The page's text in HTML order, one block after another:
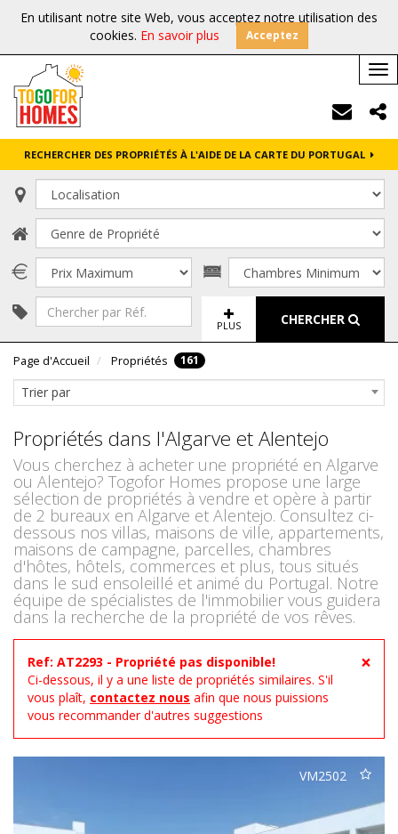
En utilisant notre site Web, vous acceptez notre utilisation des
cookies. En savoir plus Acceptez
RECHERCHER DES PROPRIÉTÉS À L'AIDE DE LA CARTE DU PORTUGAL
PLUS CHERCHER
Page d'Accueil Propriétés 161
Trier par
Propriétés dans l'Algarve et Alentejo
Vous cherchez à acheter une propriété en Algarve
ou Alentejo? Togofor Homes propose une large
sélection de propriétés à vendre et opère à partir
de 2 bureaux en Algarve et Alentejo. Consultez ci-
dessous nos villas, maisons de ville, appartements,
maisons de campagne, parcelles, chambres
d'hôtes, hôtels, commerces et plus, tous situés
dans le sud ensoleillé et animé du Portugal. Notre
équipe de spécialistes de l'immobilier vous guidera
dans la recherche de la propriété de vos rêves.
×
Ref: AT2293 - Propriété pas disponible!
Ci-dessous, il y a une liste de propriétés similaires. S'il
vous plaît, contactez nous afin que nous puissions
vous recommander d'autres suggestions
VM2502